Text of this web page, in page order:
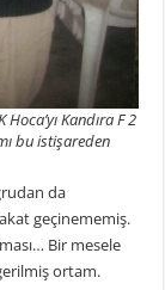
Kandıra F 2
bu istişareden
da
geçinememiş.
Bir mesele
ortam.